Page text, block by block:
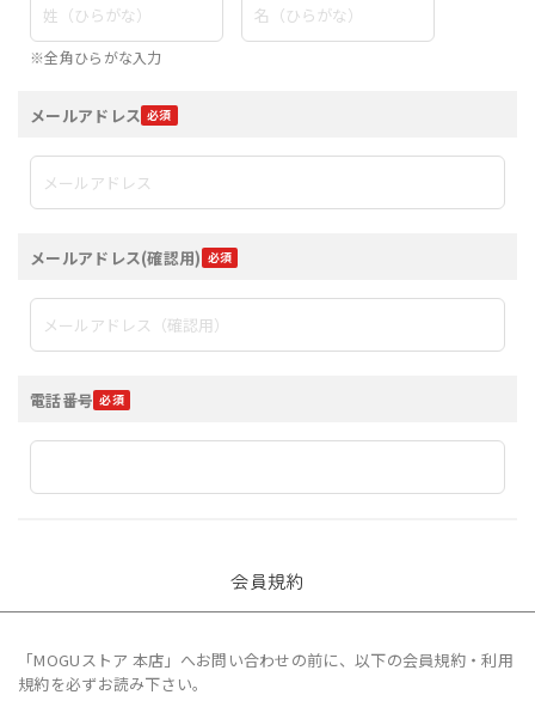
※全角ひらがな入力
メールアドレス
メールアドレス(確認用)
電話番号
会員規約
「MOGUストア 本店」へお問い合わせの前に、以下の会員規約・利用
規約を必ずお読み下さい。